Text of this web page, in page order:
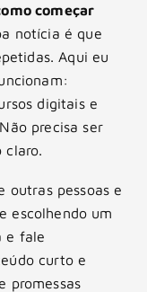
começar
notícia é que
Aqui eu
digitais e
precisa ser
claro.
outras pessoas e
escolhendo um
e fale
curto e
promessas